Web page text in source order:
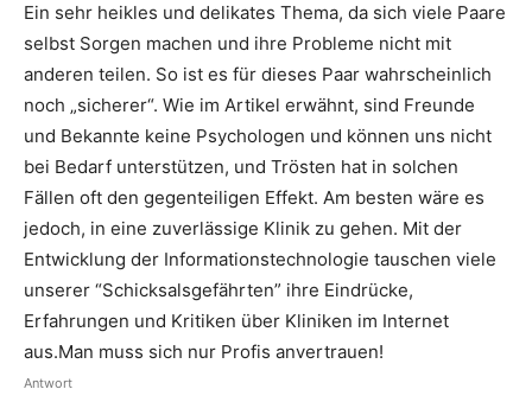
Ein sehr heikles und delikates Thema, da sich viele Paare
selbst Sorgen machen und ihre Probleme nicht mit
anderen teilen. So ist es für dieses Paar wahrscheinlich
noch „sicherer“. Wie im Artikel erwähnt, sind Freunde
und Bekannte keine Psychologen und können uns nicht
bei Bedarf unterstützen, und Trösten hat in solchen
Fällen oft den gegenteiligen Effekt. Am besten wäre es
jedoch, in eine zuverlässige Klinik zu gehen. Mit der
Entwicklung der Informationstechnologie tauschen viele
unserer “Schicksalsgefährten” ihre Eindrücke,
Erfahrungen und Kritiken über Kliniken im Internet
aus.Man muss sich nur Profis anvertrauen!
Antwort